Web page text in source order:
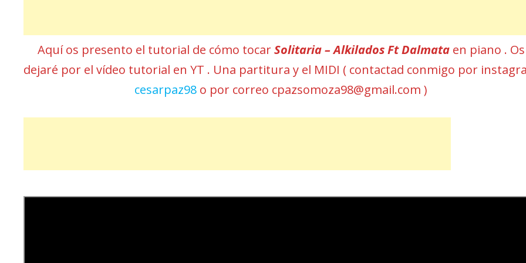
Aquí os presento el tutorial de cómo tocarSolitaria – Alkilados Ft Dalmata en piano . Os
dejaré por el vídeo tutorial en YT . Una partitura y el MIDI ( contactad conmigo por
cesarpaz98 o por correo cpazsomoza98@gmail.com )